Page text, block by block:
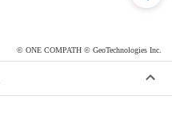
© ONE COMPATH © GeoTechnologies Inc.